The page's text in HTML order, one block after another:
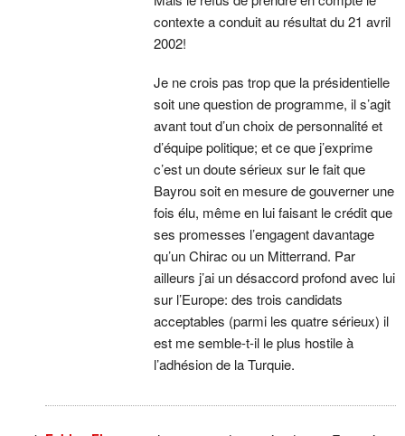
contexte a conduit au résultat du 21 avril
2002!
Je ne crois pas trop que la présidentielle
soit une question de programme, il s’agit
avant tout d’un choix de personnalité et
d’équipe politique; et ce que j’exprime
c’est un doute sérieux sur le fait que
Bayrou soit en mesure de gouverner une
fois élu, même en lui faisant le crédit que
ses promesses l’engagent davantage
qu’un Chirac ou un Mitterrand. Par
ailleurs j’ai un désaccord profond avec lui
sur l’Europe: des trois candidats
acceptables (parmi les quatre sérieux) il
est me semble-t-il le plus hostile à
l’adhésion de la Turquie.